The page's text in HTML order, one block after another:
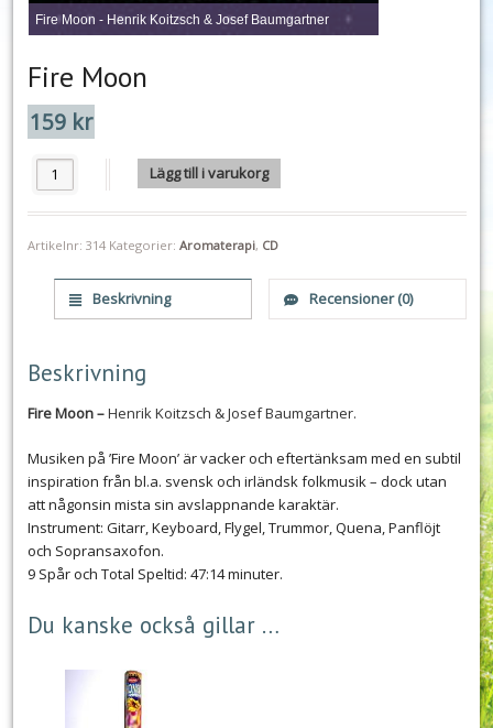
Fire Moon - Henrik Koitzsch & Josef Baumgartner
Fire Moon
159 kr
Fire Moon mängd Lägg till i varukorg
Artikelnr: 314 Kategorier: Aromaterapi, CD
Beskrivning Recensioner (0)
Beskrivning
Fire Moon –Henrik Koitzsch & Josef Baumgartner.
Musiken på ’Fire Moon’ är vacker och eftertänksam med en subtil
inspiration från bl.a. svensk och irländsk folkmusik – dock utan
att någonsin mista sin avslappnande karaktär.
Instrument: Gitarr, Keyboard, Flygel, Trummor, Quena, Panflöjt
och Sopransaxofon.
9 Spår och Total Speltid: 47:14 minuter.
Du kanske också gillar …